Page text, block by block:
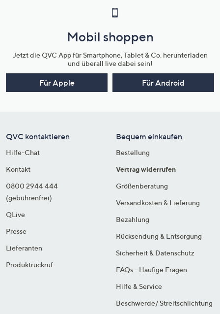
Mobil shoppen
Jetzt die QVC App für Smartphone, Tablet & Co. herunterladen
und überall live dabei sein!
Für Apple Für Android
QVC kontaktieren
Hilfe-Chat
Kontakt
0800 2944 444
(gebührenfrei)
QLive
Presse
Lieferanten
Produktrückruf
Bequem einkaufen
Bestellung
Vertrag widerrufen
Größenberatung
Versandkosten & Lieferung
Bezahlung
Rücksendung & Entsorgung
Sicherheit & Datenschutz
FAQs - Häufige Fragen
Hilfe & Service
Beschwerde/ Streitschlichtung